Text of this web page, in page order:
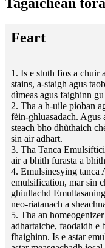
Feart
1. Is e stuth fios a chuir
stains, a-staigh agus
dìmeas agus faighinn
2. Tha a h-uile pìoban
fèin-ghluasadach. Agus
steach bho dhùthaich
sin air adhart.
3. Tha Tanca
air a bhith furasta a
4. Emulsinesying tanca
emulsification, mar sin
ghiullachd
neo-riatanach a
5. Tha an
adhartaiche, faodaidh e
fhaighinn. Is e astar